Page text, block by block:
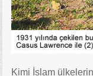
Kimi İslam